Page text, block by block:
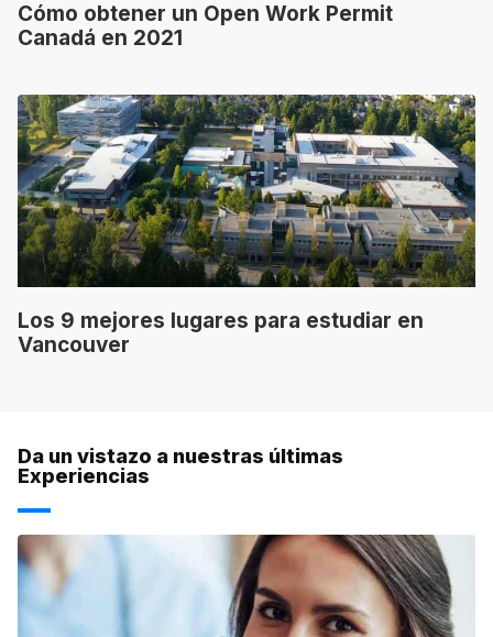
Cómo obtener un Open Work Permit
Canadá en 2021
Los 9 mejores lugares para estudiar en
Vancouver
Da un vistazo a nuestras últimas
Experiencias